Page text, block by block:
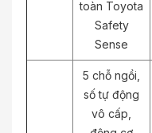
toàn Toyota
Safety
Sense
5 chỗ ngồi,
số tự động
vô cấp,